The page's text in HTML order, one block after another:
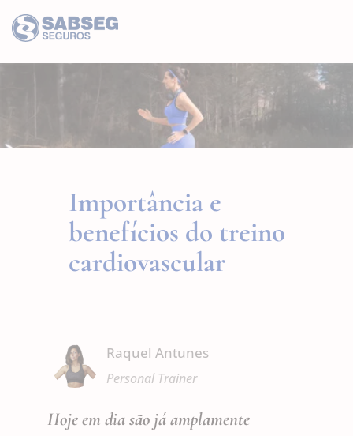
Importância e
benefícios do treino
cardiovascular
Raquel Antunes
Personal Trainer
Hoje em dia são já amplamente